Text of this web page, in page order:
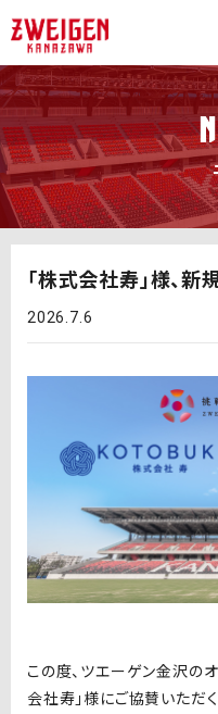
「株式会社寿」様、
2026.7.6
この度、ツエーゲン金沢の
会社寿」様にご協賛いただ